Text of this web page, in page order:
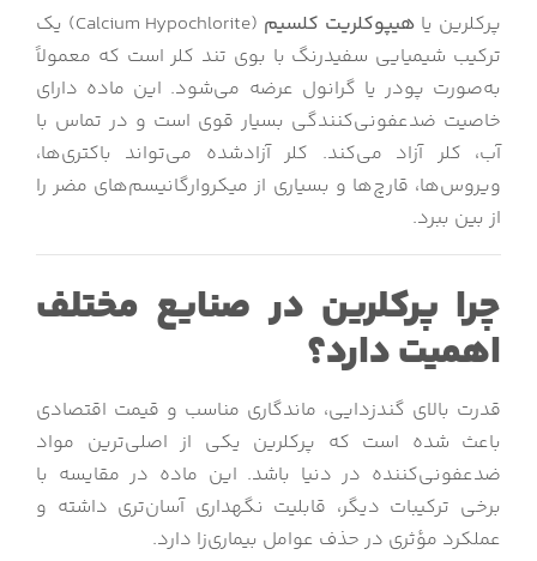
پرکلرین یا هیپوکلریت کلسیم
(Calcium Hypochlorite) یک
ترکیب شیمیایی سفیدرنگ با بوی تند کلر است که معمولاً
به‌صورت پودر یا گرانول عرضه می‌شود. این ماده دارای
خاصیت ضدعفونی‌کنندگی بسیار قوی است و در تماس با
آب، کلر آزاد می‌کند. کلر آزادشده می‌تواند باکتری‌ها،
ویروس‌ها، قارچ‌ها و بسیاری از میکروارگانیسم‌های مضر را
از بین ببرد.
چرا پرکلرین در صنایع مختلف
اهمیت دارد؟
قدرت بالای گندزدایی، ماندگاری مناسب و قیمت اقتصادی
باعث شده است که پرکلرین یکی از اصلی‌ترین مواد
ضدعفونی‌کننده در دنیا باشد. این ماده در مقایسه با
برخی ترکیبات دیگر، قابلیت نگهداری آسان‌تری داشته و
عملکرد مؤثری در حذف عوامل بیماری‌زا دارد.